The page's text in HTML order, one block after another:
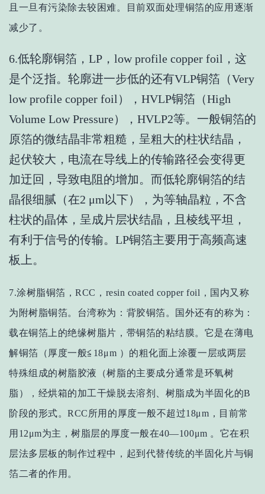
且一旦有污染除去较困难。目前双面处理铜箔的应用逐渐
减少了。
6.低轮廓铜箔，LP，low profile copper foil，这
是个泛指。轮廓进一步低的还有VLP铜箔（Very
low profile copper foil），HVLP铜箔（High
Volume Low Pressure），HVLP2等。一般铜箔的
原箔的微结晶非常粗糙，呈粗大的柱状结晶，
起伏较大，电流在导线上的传输路径会变得更
加迂回，导致电阻的增加。而低轮廓铜箔的结
晶很细腻（在2 μm以下），为等轴晶粒，不含
柱状的晶体，呈成片层状结晶，且棱线平坦，
有利于信号的传输。LP铜箔主要用于高频高速
板上。
7.涂树脂铜箔，RCC，resin coated copper foil，国内又称
为附树脂铜箔。台湾称为：背胶铜箔。国外还有的称为：
载在铜箔上的绝缘树脂片，带铜箔的粘结膜。它是在薄电
解铜箔（厚度一般≦18μm ）的粗化面上涂覆一层或两层
特殊组成的树脂胶液（树脂的主要成分通常是环氧树
脂），经烘箱的加工干燥脱去溶剂、树脂成为半固化的B
阶段的形式。RCC所用的厚度一般不超过18μm，目前常
用12μm为主，树脂层的厚度一般在40—100μm 。它在积
层法多层板的制作过程中，起到代替传统的半固化片与铜
箔二者的作用。